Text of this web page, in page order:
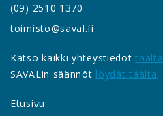
(09) 2510 1370
toimisto@saval.fi
Katso kaikki yhteystiedottäältä
SAVALin säännöt löydät täältä.
Etusivu